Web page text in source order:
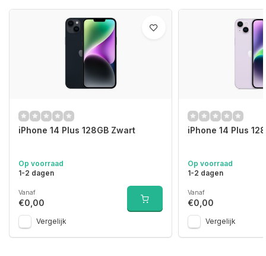
iPhone 14 Plus 128GB Zwart
Op voorraad
1-2 dagen
Vanaf
€0,00
Vergelijk
iPhone 14 Plus
Op voorraad
1-2 dagen
Vanaf
€0,00
Vergelijk